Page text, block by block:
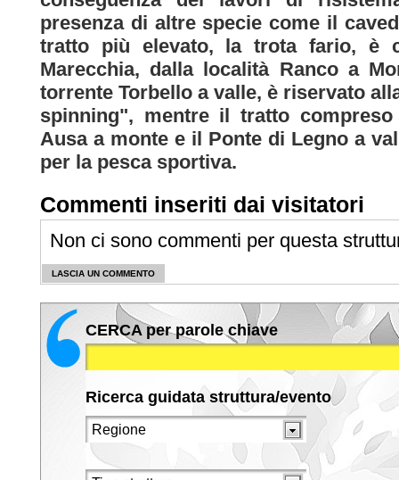
presenza di altre specie come il
tratto più elevato, la trota fario, è
Marecchia, dalla località Ranco a
torrente Torbello a valle, è riservato
spinning", mentre il tratto
Ausa a monte e il Ponte di Legno a
per la pesca sportiva.
Commenti inseriti dai visitatori
Non ci sono commenti per questa
LASCIA UN COMMENTO
CERCA per parole chiave
Ricerca guidata struttura/evento